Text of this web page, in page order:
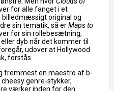
for alle fanget i et
billedmæssigt original og
sin tematik, så erMaps to
for sin rollebesætning,
dyb når det kommer til
udover at Hollywood
forstås.
fremmest en maestro af b-
genre-stykker,
værker inden for den